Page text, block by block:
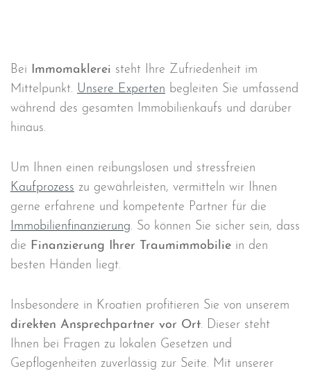
Bei Immomaklerei steht Ihre Zufriedenheit im
Mittelpunkt. Unsere Experten begleiten Sie umfassend
während des gesamten Immobilienkaufs und darüber
hinaus.
Um Ihnen einen reibungslosen und stressfreien
Kaufprozess zu gewährleisten, vermitteln wir Ihnen
gerne erfahrene und kompetente Partner für die
Immobilienfinanzierung. So können Sie sicher sein, dass
die Finanzierung Ihrer Traumimmobilie in den
besten Händen liegt.
Insbesondere in Kroatien profitieren Sie von unserem
direkten Ansprechpartner vor Ort. Dieser steht
Ihnen bei Fragen zu lokalen Gesetzen und
Gepflogenheiten zuverlässig zur Seite. Mit unserer